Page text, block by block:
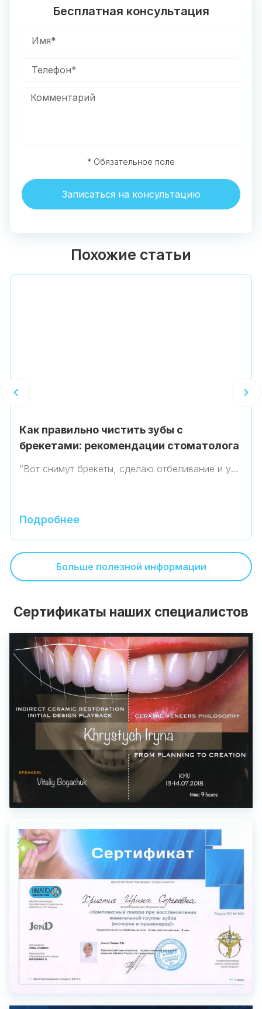
Бесплатная консультация
* Обязательное поле
Записаться на консультацию
Похожие статьи
Как правильно чистить зубы с
брекетами: рекомендации стоматолога
“Вот снимут брекеты, сделаю отбеливание и у…
Подробнее
Больше полезной информации
Сертификаты наших специалистов